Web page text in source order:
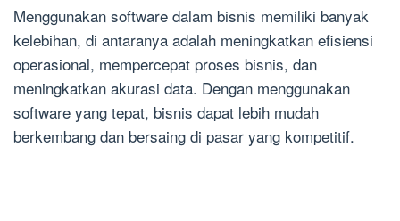
Menggunakan software dalam bisnis memiliki banyak
kelebihan, di antaranya adalah meningkatkan efisiensi
operasional, mempercepat proses bisnis, dan
meningkatkan akurasi data. Dengan menggunakan
software yang tepat, bisnis dapat lebih mudah
berkembang dan bersaing di pasar yang kompetitif.